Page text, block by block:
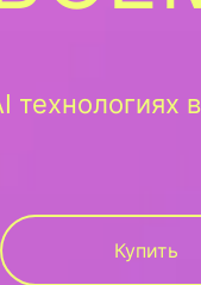
технологиях
Купить